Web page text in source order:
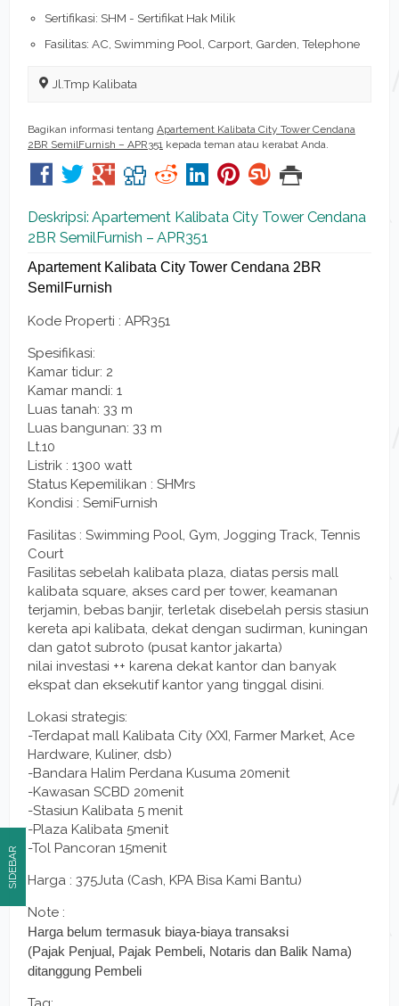
Sertifikasi: SHM - Sertifikat Hak Milik
Fasilitas: AC, Swimming Pool, Carport, Garden, Telephone
Jl.Tmp Kalibata
Bagikan informasi tentang Apartement Kalibata City Tower Cendana
2BR SemilFurnish – APR351 kepada teman atau kerabat Anda.
Deskripsi: Apartement Kalibata City Tower Cendana
2BR SemilFurnish – APR351
Apartement Kalibata City Tower Cendana 2BR
SemilFurnish
Kode Properti : APR351
Spesifikasi:
Kamar tidur: 2
Kamar mandi: 1
Luas tanah: 33 m
Luas bangunan: 33 m
Lt.10
Listrik : 1300 watt
Status Kepemilikan : SHMrs
Kondisi : SemiFurnish
Fasilitas : Swimming Pool, Gym, Jogging Track, Tennis
Court
Fasilitas sebelah kalibata plaza, diatas persis mall
kalibata square, akses card per tower, keamanan
terjamin, bebas banjir, terletak disebelah persis stasiun
kereta api kalibata, dekat dengan sudirman, kuningan
dan gatot subroto (pusat kantor jakarta)
nilai investasi ++ karena dekat kantor dan banyak
ekspat dan eksekutif kantor yang tinggal disini.
Lokasi strategis:
-Terdapat mall Kalibata City (XXI, Farmer Market, Ace
Hardware, Kuliner, dsb)
-Bandara Halim Perdana Kusuma 20menit
-Kawasan SCBD 20menit
-Stasiun Kalibata 5 menit
-Plaza Kalibata 5menit
-Tol Pancoran 15menit
Harga : 375Juta (Cash, KPA Bisa Kami Bantu)
Note :
Harga belum termasuk biaya-biaya transaksi
(Pajak Penjual, Pajak Pembeli, Notaris dan Balik Nama)
ditanggung Pembeli
SIDEBAR